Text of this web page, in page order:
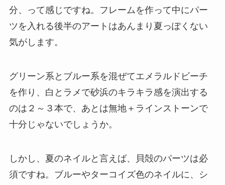
分、って感じですね。フレームを作って中にパー
ツを入れる後半のアートはあんまり夏っぽくない
気がします。
グリーン系とブルー系を混ぜてエメラルドビーチ
を作り、白とラメで砂浜のキラキラ感を演出する
のは２～３本で、あとは無地＋ラインストーンで
十分じゃないでしょうか。
しかし、夏のネイルと言えば、 貝殻のパーツは必
須ですね。ブルーやターコイズ色のネイルに、シ